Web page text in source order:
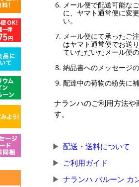
メール便で配送可能な
に、ヤマト通常便に変
い。
メール便にて承ったご
はヤマト通常便でお送
ていただいたメール便
納品書へのメッセージ
配達中の荷物の紛失に
ナランハのご利用方法や
す。
配送・送料について
ご利用ガイド
ナランハ バルーン カ